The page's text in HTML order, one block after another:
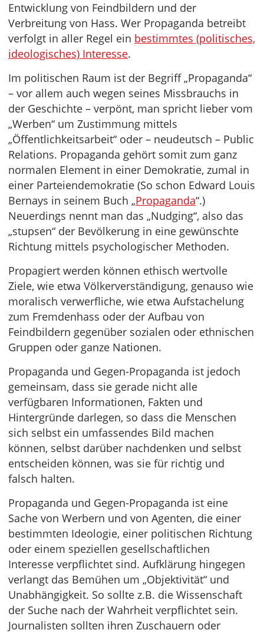
Entwicklung von Feindbildern und der
Verbreitung von Hass. Wer Propaganda betreibt
verfolgt in aller Regel ein bestimmtes (politisches,
ideologisches) Interesse.
Im politischen Raum ist der Begriff „Propaganda“
– vor allem auch wegen seines Missbrauchs in
der Geschichte – verpönt, man spricht lieber vom
„Werben“ um Zustimmung mittels
„Öffentlichkeitsarbeit“ oder – neudeutsch – Public
Relations. Propaganda gehört somit zum ganz
normalen Element in einer Demokratie, zumal in
einer Parteiendemokratie (So schon Edward Louis
Bernays in seinem Buch „Propaganda“.)
Neuerdings nennt man das „Nudging“, also das
„stupsen“ der Bevölkerung in eine gewünschte
Richtung mittels psychologischer Methoden.
Propagiert werden können ethisch wertvolle
Ziele, wie etwa Völkerverständigung, genauso wie
moralisch verwerfliche, wie etwa Aufstachelung
zum Fremdenhass oder der Aufbau von
Feindbildern gegenüber sozialen oder ethnischen
Gruppen oder ganze Nationen.
Propaganda und Gegen-Propaganda ist jedoch
gemeinsam, dass sie gerade nicht alle
verfügbaren Informationen, Fakten und
Hintergründe darlegen, so dass die Menschen
sich selbst ein umfassendes Bild machen
können, selbst darüber nachdenken und selbst
entscheiden können, was sie für richtig und
falsch halten.
Propaganda und Gegen-Propaganda ist eine
Sache von Werbern und von Agenten, die einer
bestimmten Ideologie, einer politischen Richtung
oder einem speziellen gesellschaftlichen
Interesse verpflichtet sind. Aufklärung hingegen
verlangt das Bemühen um „Objektivität“ und
Unabhängigkeit. So sollte z.B. die Wissenschaft
der Suche nach der Wahrheit verpflichtet sein.
Journalisten sollten ihren Zuschauern oder